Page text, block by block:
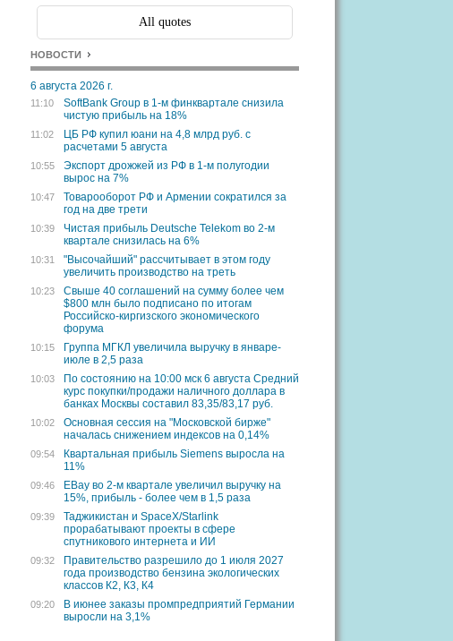
НОВОСТИ
6 августа 2026 г.
11:10
SoftBank Group в 1-м финквартале снизила
чистую прибыль на 18%
11:02
ЦБ РФ купил юани на 4,8 млрд руб. с
расчетами 5 августа
10:55
Экспорт дрожжей из РФ в 1-м полугодии
вырос на 7%
10:47
Товарооборот РФ и Армении сократился за
год на две трети
10:39
Чистая прибыль Deutsche Telekom во 2-м
квартале снизилась на 6%
10:31
"Высочайший" рассчитывает в этом году
увеличить производство на треть
10:23
Свыше 40 соглашений на сумму более чем
$800 млн было подписано по итогам
Российско-киргизского экономического
форума
10:15
Группа МГКЛ увеличила выручку в январе-
июле в 2,5 раза
10:03
По состоянию на 10:00 мск 6 августа Cредний
курс покупки/продажи наличного доллара в
банках Москвы составил 83,35/83,17 руб.
10:02
Основная сессия на "Московской бирже"
началась снижением индексов на 0,14%
09:54
Квартальная прибыль Siemens выросла на
11%
09:46
EBay во 2-м квартале увеличил выручку на
15%, прибыль - более чем в 1,5 раза
09:39
Таджикистан и SpaceX/Starlink
прорабатывают проекты в сфере
спутникового интернета и ИИ
09:32
Правительство разрешило до 1 июля 2027
года производство бензина экологических
классов К2, К3, К4
09:20
В июнее заказы промпредприятий Германии
выросли на 3,1%